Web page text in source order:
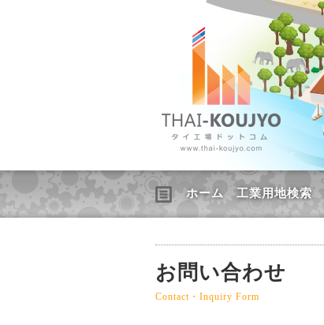
ホーム 工業用地検索
お問い合わせ
Contact・Inquiry Form